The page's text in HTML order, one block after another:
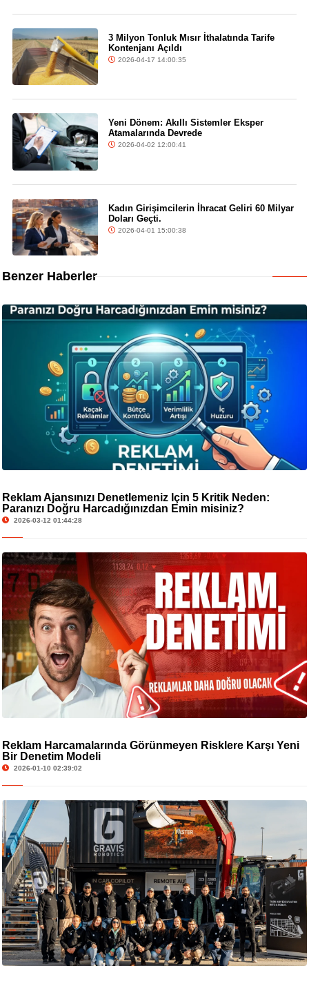
3 Milyon Tonluk Mısır İthalatında Tarife
Kontenjanı Açıldı
2026-04-17 14:00:35
Yeni Dönem: Akıllı Sistemler Eksper
Atamalarında Devrede
2026-04-02 12:00:41
Kadın Girişimcilerin İhracat Geliri 60 Milyar
Doları Geçti.
2026-04-01 15:00:38
Benzer Haberler
Reklam Ajansınızı Denetlemeniz İçin 5 Kritik Neden:
Paranızı Doğru Harcadığınızdan Emin misiniz?
2026-03-12 01:44:28
Reklam Harcamalarında Görünmeyen Risklere Karşı Yeni
Bir Denetim Modeli
2026-01-10 02:39:02